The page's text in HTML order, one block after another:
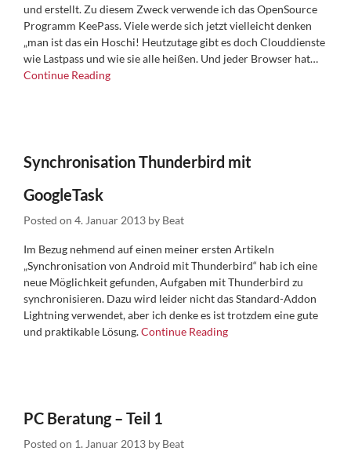
und erstellt. Zu diesem Zweck verwende ich das OpenSource
Programm KeePass. Viele werde sich jetzt vielleicht denken
„man ist das ein Hoschi! Heutzutage gibt es doch Clouddienste
wie Lastpass und wie sie alle heißen. Und jeder Browser hat…
Continue Reading
Synchronisation Thunderbird mit
GoogleTask
Posted on 4. Januar 2013 by Beat
Im Bezug nehmend auf einen meiner ersten Artikeln
„Synchronisation von Android mit Thunderbird“ hab ich eine
neue Möglichkeit gefunden, Aufgaben mit Thunderbird zu
synchronisieren. Dazu wird leider nicht das Standard-Addon
Lightning verwendet, aber ich denke es ist trotzdem eine gute
und praktikable Lösung.Continue Reading
PC Beratung – Teil 1
Posted on 1. Januar 2013 by Beat